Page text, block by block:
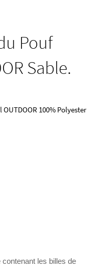
Pouf
Sable.
100% Polyester
les billes de